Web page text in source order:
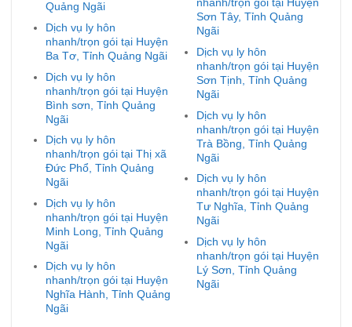
Quảng Ngãi
Dịch vụ ly hôn
nhanh/trọn gói tại Huyện
Ba Tơ, Tỉnh Quảng Ngãi
Dịch vụ ly hôn
nhanh/trọn gói tại Huyện
Bình sơn, Tỉnh Quảng
Ngãi
Dịch vụ ly hôn
nhanh/trọn gói tại Thị xã
Đức Phổ, Tỉnh Quảng
Ngãi
Dịch vụ ly hôn
nhanh/trọn gói tại Huyện
Minh Long, Tỉnh Quảng
Ngãi
Dịch vụ ly hôn
nhanh/trọn gói tại Huyện
Nghĩa Hành, Tỉnh Quảng
Ngãi
nhanh/trọn gói tại Huyện
Sơn Tây, Tỉnh Quảng
Ngãi
Dịch vụ ly hôn
nhanh/trọn gói tại Huyện
Sơn Tịnh, Tỉnh Quảng
Ngãi
Dịch vụ ly hôn
nhanh/trọn gói tại Huyện
Trà Bồng, Tỉnh Quảng
Ngãi
Dịch vụ ly hôn
nhanh/trọn gói tại Huyện
Tư Nghĩa, Tỉnh Quảng
Ngãi
Dịch vụ ly hôn
nhanh/trọn gói tại Huyện
Lý Sơn, Tỉnh Quảng
Ngãi